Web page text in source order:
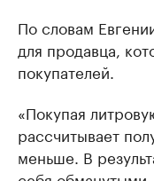
По словам
для продавца,
покупателей.
«Покупая
рассчитывает
меньше. В